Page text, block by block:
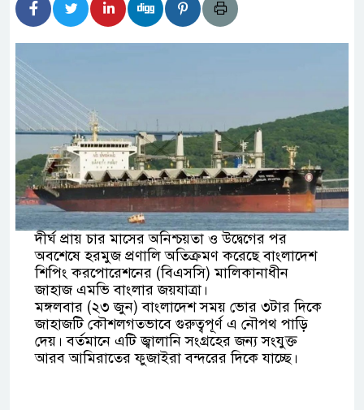
নেতৃত্বের সুযোগ পেলে শক্তিশালী হবে দেশের ভবিষ্যৎ
বিটিএসএফের কমিটি ঘোষণা সভাপতি আফজাল
সম্পাদক শওকত হোসেন
মুনের বাজিমাত, শ্রেষ্ঠ শিক্ষার্থীসহ ৫
২০৩০:মানে নতুন বিনিয়োগ নতুন ব্যাবসা আর
এই সম্ভাবনা কাজে লাগিয়ে এগিয়ে চলছে বাংলাদেশী
সাংবাদিক মনিরুজ্জামান শেখ জুয়েলের বিরুদ্ধে
চাঁদাবাজীর মামলা প্রত্যাহার
দীর্ঘ প্রায় চার মাসের অনিশ্চয়তা ও উদ্বেগের পর
অবশেষে হরমুজ প্রণালি অতিক্রমণ করেছে বাংলাদেশ
শিপিং করপোরেশনের (বিএসসি) মালিকানাধীন
জাহাজ এমভি বাংলার জয়যাত্রা।
মঙ্গলবার (২৩ জুন) বাংলাদেশ সময় ভোর ৩টার দিকে
জাহাজটি কৌশলগতভাবে গুরুত্বপূর্ণ এ নৌপথ পাড়ি
দেয়। বর্তমানে এটি জ্বালানি সংগ্রহের জন্য সংযুক্ত
আরব আমিরাতের ফুজাইরা বন্দরের দিকে যাচ্ছে।